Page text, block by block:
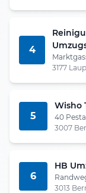
4
3177
5
Wisho
40
3007
6
HB
3013